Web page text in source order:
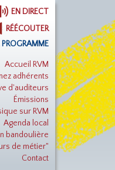
EN DIRECT
RÉÉCOUTER
PROGRAMME
Accueil RVM
adhérents
d'auditeurs
Émissions
sur RVM
Agenda local
bandoulière
de métier"
Contact